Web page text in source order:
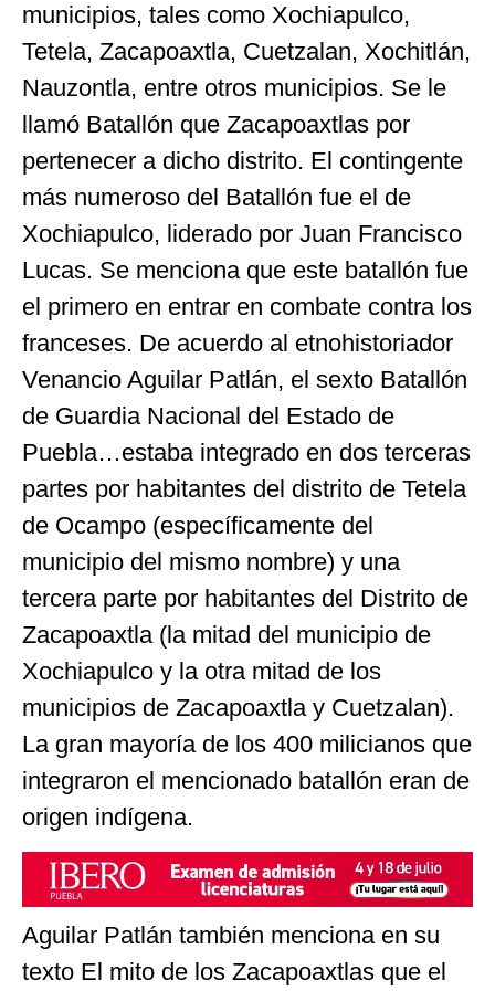
municipios, tales como Xochiapulco,
Tetela, Zacapoaxtla, Cuetzalan, Xochitlán,
Nauzontla, entre otros municipios. Se le
llamó Batallón que Zacapoaxtlas por
pertenecer a dicho distrito. El contingente
más numeroso del Batallón fue el de
Xochiapulco, liderado por Juan Francisco
Lucas. Se menciona que este batallón fue
el primero en entrar en combate contra los
franceses. De acuerdo al etnohistoriador
Venancio Aguilar Patlán, el sexto Batallón
de Guardia Nacional del Estado de
Puebla…estaba integrado en dos terceras
partes por habitantes del distrito de Tetela
de Ocampo (específicamente del
municipio del mismo nombre) y una
tercera parte por habitantes del Distrito de
Zacapoaxtla (la mitad del municipio de
Xochiapulco y la otra mitad de los
municipios de Zacapoaxtla y Cuetzalan).
La gran mayoría de los 400 milicianos que
integraron el mencionado batallón eran de
origen indígena.
Aguilar Patlán también menciona en su
texto El mito de los Zacapoaxtlas que el